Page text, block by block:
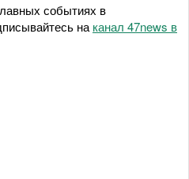
событиях в
на канал 47news в